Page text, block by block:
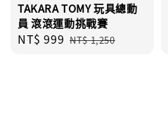
TAKARA TOMY 玩具總動
員 滾滾運動挑戰賽
Sale
NT$ 999 Regular
NT$ 1,250